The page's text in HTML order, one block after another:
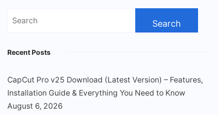
Search
Recent Posts
CapCut Pro v25 Download (Latest Version) – Features,
Installation Guide & Everything You Need to Know
August 6, 2026